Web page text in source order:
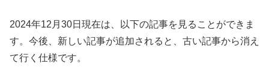
2024年12月30日現在は、以下の記事を見ることができま
す。今後、新しい記事が追加されると、古い記事から消え
て行く仕様です。